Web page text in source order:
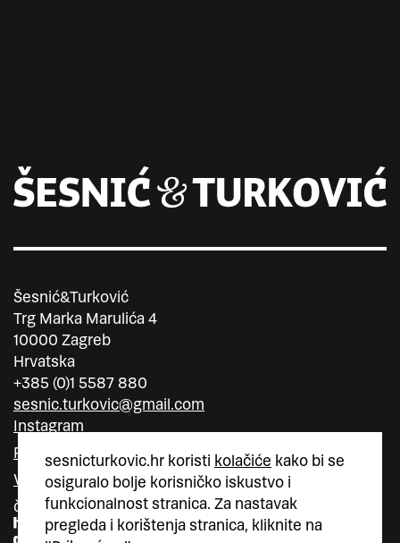
sesnicturkovic.hr koristi kolačiće kako bi se
osiguralo bolje korisničko iskustvo i
funkcionalnost stranica. Za nastavak
pregleda i korištenja stranica, kliknite na
Šesnić&Turković
Trg Marka Marulića 4
10000 Zagreb
Hrvatska
+385 (0)1 5587 880
sesnic.turkovic@gmail.com
Instagram
Facebook
Vimeo
član
član